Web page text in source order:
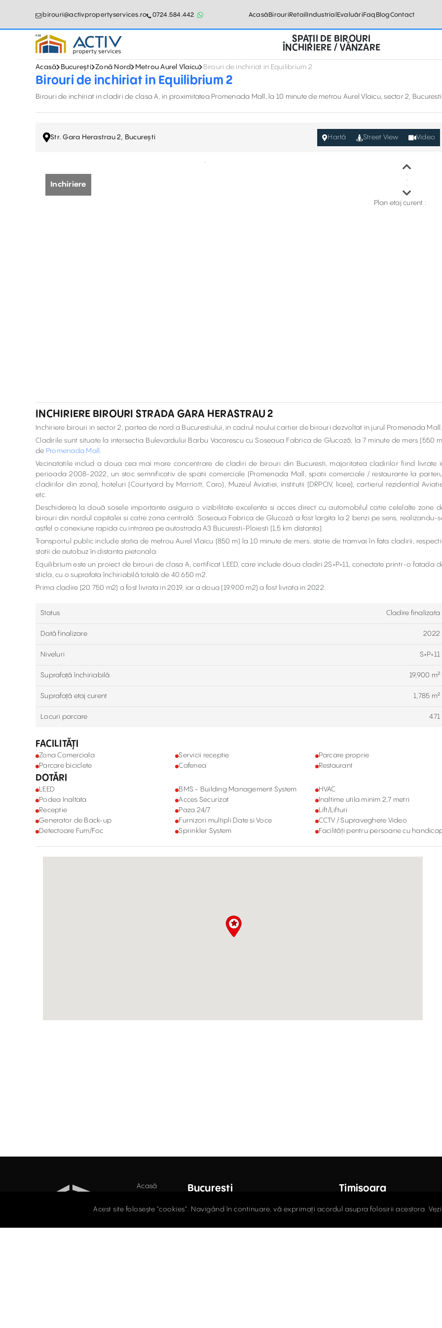
birouri@activpropertyservices.ro 0724.584.442 AcasăBirouriRetailIndustrialEvaluăriFaq BlogContact
SPAȚII DE BIROURI
ÎNCHIRIERE / VÂNZARE
Acasă București Zonă Nord Metrou Aurel Vlaicu Birouri de inchiriat in Equilibrium 2
Birouri de inchiriat in Equilibrium 2
Birouri de inchiriat in cladiri de clasa A, in proximitatea Promenada Mall, la 10 minute de metrou Aurel Vlaicu, sector 2, Bucuresti.
Str. Gara Herastrau 2, București Hartă Street View Video
Inchiriere
Plan etaj curent :
INCHIRIERE BIROURI STRADA GARA HERASTRAU 2
Inchiriere birouri in sector 2, partea de nord a Bucurestiului, in cadrul noului cartier de birouri dezvoltat in jurul Promenada Mall.
Cladirile sunt situate la intersectia Bulevardului Barbu Vacarescu cu Soseaua Fabrica de Glucoză, la 7 minute de mers (550
de Promenada Mall .
Vecinatatile includ a doua cea mai mare concentrare de cladiri de birouri din Bucuresti, majoritatea cladirilor fiind livrate
perioada 2008-2022, un stoc semnificativ de spatii comerciale (Promenada Mall, spatii comerciale / restaurante la parterul
cladirilor din zona), hoteluri (Courtyard by Marriott, Caro), Muzeul Aviatiei, institutii (DRPCIV, licee), cartierul rezidential
etc.
Deschiderea la două sosele importante asigura o vizibilitate excelenta si acces direct cu automobilul catre celelalte zone
birouri din nordul capitalei si catre zona centrală. Soseaua Fabrica de Glucoză a fost largita la 2 benzi pe sens, realizandu-
astfel o conexiune rapida cu intrarea pe autostrada A3 Bucuresti-Ploiesti (1,5 km distanta).
Transportul public include statia de metrou Aurel Vlaicu (850 m) la 10 minute de mers, statie de tramvai în fata cladirii,
statii de autobuz în distanta pietonala.
Equilibrium este un proiect de birouri de clasa A, certificat LEED, care include doua cladiri 2S+P+11, conectate printr-o fatada
sticla, cu o suprafata închiriabilă totală de 40.650 m2.
Prima cladire (20.750 m2) a fost livrata in 2019, iar a doua (19.900 m2) a fost livrata in 2022.
Status Cladire finalizata
Dată finalizare 2022
Niveluri S+P+11
Suprafață închiriabilă 19,900 m²
Suprafață etaj curent 1,785 m²
Locuri parcare 471
FACILITĂȚI
Zona Comerciala Servicii receptie
Parcare proprie
Parcare biciclete
Cafenea Restaurant
DOTĂRI
LEED BMS - Building Management System
HVAC
Podea Inaltata
Acces Securizat
Inaltime utila minim 2,7 metri
Receptie
Paza 24/7
Lift/Lifturi
Generator de Back-up
Furnizori multipli Date si Voce
CCTV / Supraveghere Video
Detectoare Fum/Foc
Sprinkler System Facilități pentru persoane cu
Acasă București
Sector 5
021.408.03.00
Timișoara
Nr. 24, Et. 5
0256.406.700
Acest site folosește "cookies". Navigând în continuare, vă exprimați acordul asupra folosirii acestora. Vezi